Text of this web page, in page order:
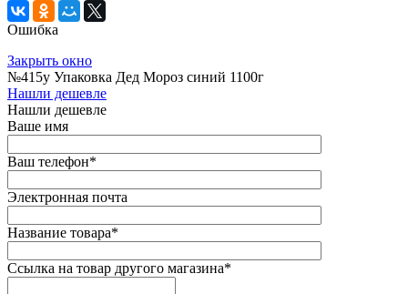
Ошибка
Закрыть окно
№415у Упаковка Дед Мороз синий 1100г
Нашли дешевле
Нашли дешевле
Ваше имя
Ваш телефон*
Электронная почта
Название товара*
Ссылка на товар другого магазина*